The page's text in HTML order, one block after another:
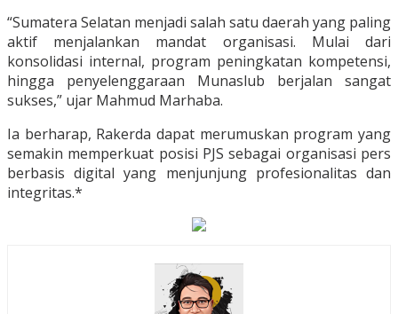
“Sumatera Selatan menjadi salah satu daerah yang paling
aktif menjalankan mandat organisasi. Mulai dari
konsolidasi internal, program peningkatan kompetensi,
hingga penyelenggaraan Munaslub berjalan sangat
sukses,” ujar Mahmud Marhaba.
Ia berharap, Rakerda dapat merumuskan program yang
semakin memperkuat posisi PJS sebagai organisasi pers
berbasis digital yang menjunjung profesionalitas dan
integritas.*